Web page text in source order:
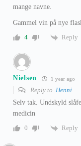
mange navne.
Gammel vin på nye
4
Reply
Nielsen 1 year ago
Reply to Henni
Selv tak. Undskyld
medicin
0
Reply